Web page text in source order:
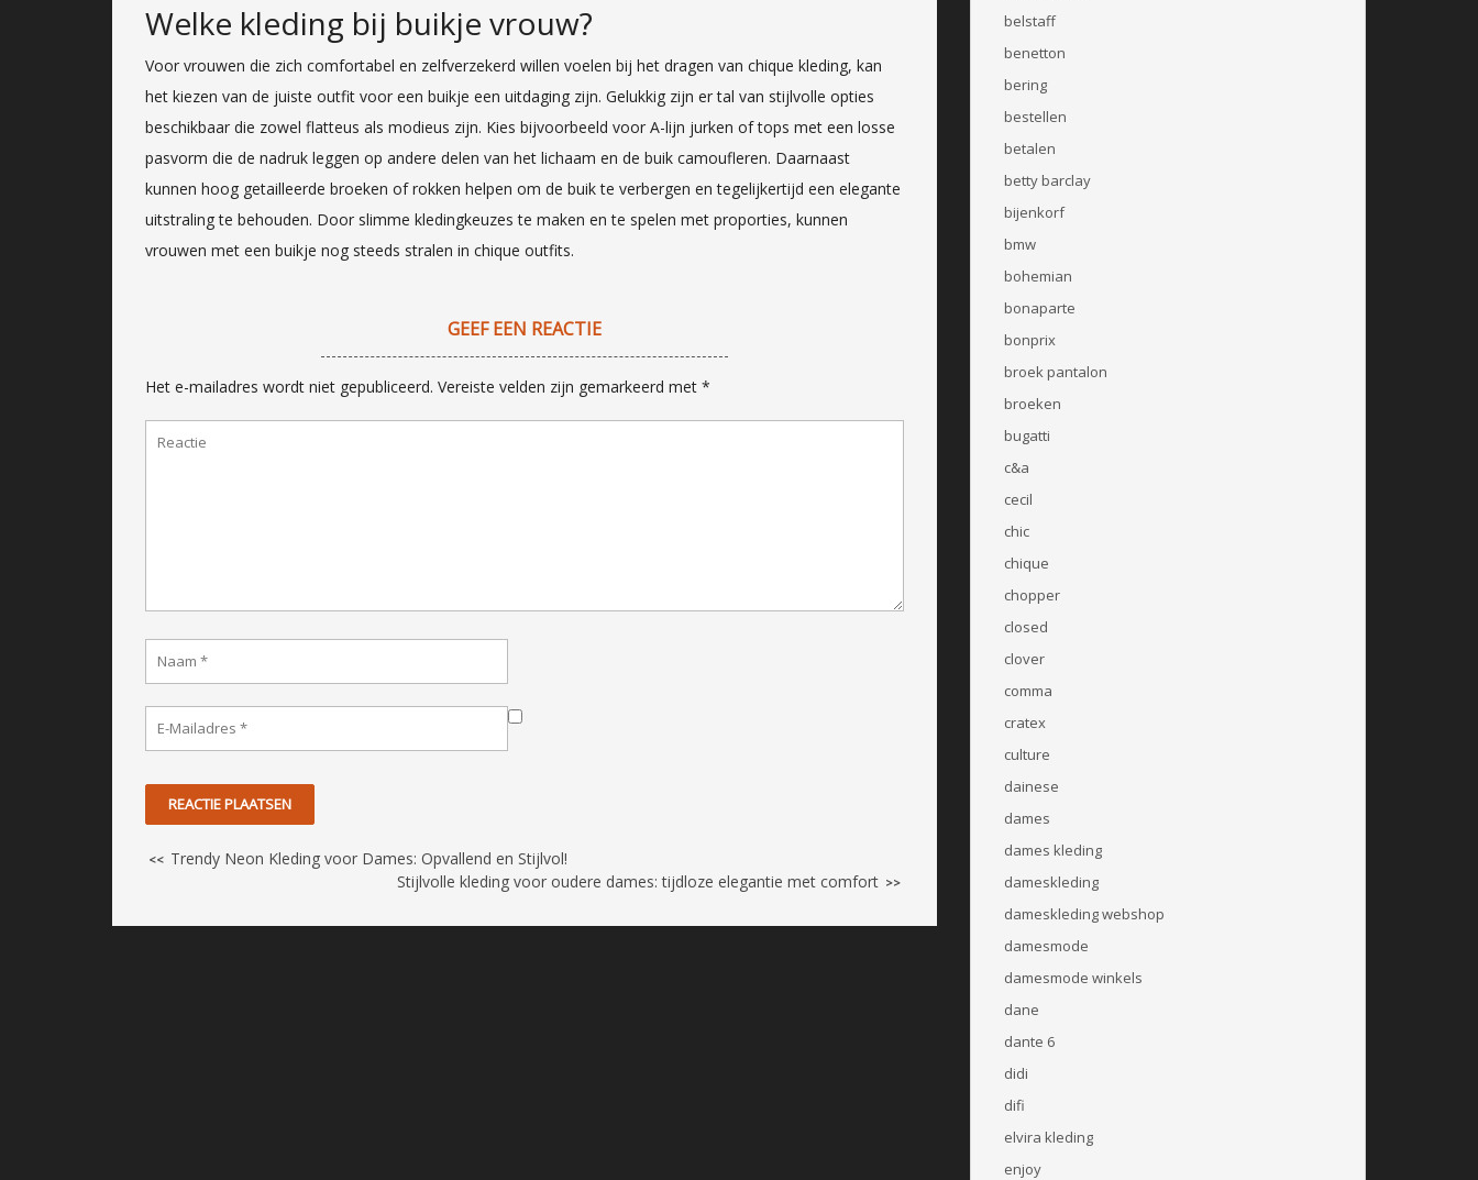
Welke kleding bij buikje vrouw?
Voor vrouwen die zich comfortabel en zelfverzekerd willen voelen bij het dragen van chique kleding, kan
het kiezen van de juiste outfit voor een buikje een uitdaging zijn. Gelukkig zijn er tal van stijlvolle opties
beschikbaar die zowel flatteus als modieus zijn. Kies bijvoorbeeld voor A-lijn jurken of tops met een losse
pasvorm die de nadruk leggen op andere delen van het lichaam en de buik camoufleren. Daarnaast
kunnen hoog getailleerde broeken of rokken helpen om de buik te verbergen en tegelijkertijd een elegante
uitstraling te behouden. Door slimme kledingkeuzes te maken en te spelen met proporties, kunnen
vrouwen met een buikje nog steeds stralen in chique outfits.
GEEF EEN REACTIE
Het e-mailadres wordt niet gepubliceerd. Vereiste velden zijn gemarkeerd met *
<< Trendy Neon Kleding voor Dames: Opvallend en Stijlvol!
Stijlvolle kleding voor oudere dames: tijdloze elegantie met comfort >>
belstaff
benetton
bering
bestellen
betalen
betty barclay
bijenkorf
bmw
bohemian
bonaparte
bonprix
broek pantalon
broeken
bugatti
c&a
cecil
chic
chique
chopper
closed
clover
comma
cratex
culture
dainese
dames
dames kleding
dameskleding
dameskleding webshop
damesmode
damesmode winkels
dane
dante 6
didi
difi
elvira kleding
enjoy